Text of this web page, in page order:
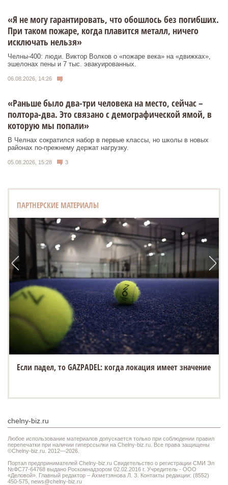
«Я не могу гарантировать, что обошлось без погибших.
При таком пожаре, когда плавится металл, ничего
исключать нельзя»
Челны-400: люди. Виктор Волков о «пожаре века» на «движках»,
эшелонах пены и 7 тыс. эвакуированных.
06.08.2026, 14:26
«Раньше было два-три человека на место, сейчас –
полтора-два. Это связано с демографической ямой, в
которую мы попали»
В Челнах сократился набор в первые классы, но школы в новых
районах по-прежнему держат нагрузку.
05.08.2026, 15:28 3
ПАРТНЕРСКИЕ МАТЕРИАЛЫ
Если падел, то GAZPADEL: когда локация имеет значение
chelny-biz.ru
Любое использование материалов допускается только при соблюдении правил
перепечатки при наличии гиперссылки на Chelny-biz.ru. Все права защищены
©Chelny-biz.ru. 2012—2026.
Портал предпринимателей Chelny-biz.ru Свидетельство о регистрации СМИ Эл
№ФС77-64768 выдано Роскомнадзором 02.02.2016 г. Учредитель - ООО
«Деловой». Главный редактор – Ахметзянова Л. З. Контакты редакции: (8552)
450-575, news@chelny-biz.ru